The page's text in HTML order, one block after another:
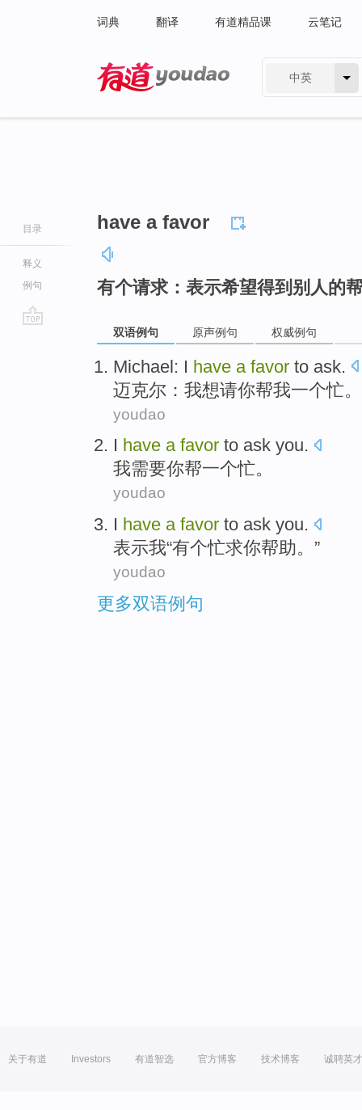
词典 翻译 有道精品课 云笔记
中英
目录
释义
例句
have a favor
有个请求：表示希望得到别人的
双语例句 原声例句 权威例句
Michael: I have a favor to ask.
迈克尔 ： 我想请你帮我一个忙。
youdao
I have a favor to ask you.
我需要你帮一个忙。
youdao
I have a favor to ask you.
表示我“有个忙求你帮助。”
youdao
更多双语例句
关于有道 Investors 有道智选 官方博客 技术博客 诚聘英才